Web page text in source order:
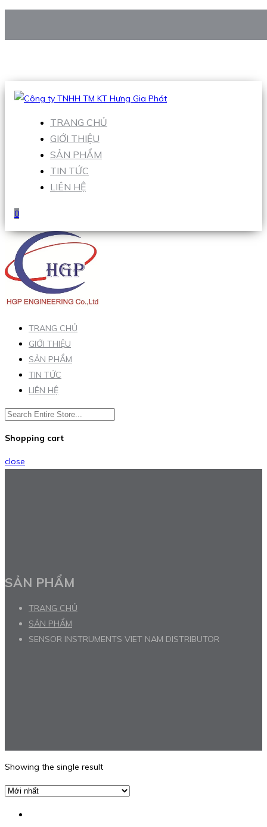
Hotline:0938 906 663
TRANG CHỦ
GIỚI THIỆU
SẢN PHẨM
TIN TỨC
LIÊN HỆ
0
TRANG CHỦ
GIỚI THIỆU
SẢN PHẨM
TIN TỨC
LIÊN HỆ
Shopping cart
close
SẢN PHẨM
TRANG CHỦ
SẢN PHẨM
SENSOR INSTRUMENTS VIET NAM DISTRIBUTOR
Showing the single result